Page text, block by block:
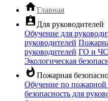
homeГлавная
assignment_ind Для руководителей
Обучение для
руководителей
руководителей ГО и ЧС
Экологическая
whatshot Пожарная
Обучение по пожарной
безопасность для